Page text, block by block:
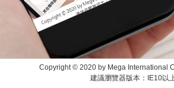
Copyright © 2020 by Mega International
建議瀏覽器版本：IE10以